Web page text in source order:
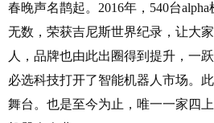
春晚声名鹊起。2016年，540台
无数，荣获吉尼斯世界纪录，让大
人，品牌也由此出圈得到提升，一
必选科技打开了智能机器人市场。
舞台。也是至今为止，唯一一家四